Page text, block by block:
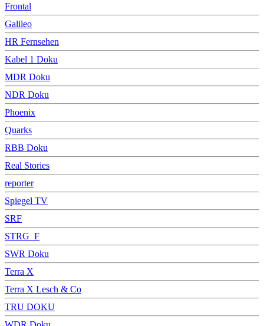
Frontal
Galileo
HR Fernsehen
Kabel 1 Doku
MDR Doku
NDR Doku
Phoenix
Quarks
RBB Doku
Real Stories
reporter
Spiegel TV
SRF
STRG_F
SWR Doku
Terra X
Terra X Lesch & Co
TRU DOKU